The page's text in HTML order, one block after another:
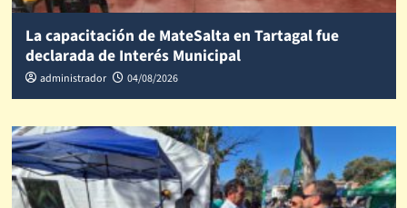
La capacitación de MateSalta en Tartagal fue
declarada de Interés Municipal
administrador 04/08/2026